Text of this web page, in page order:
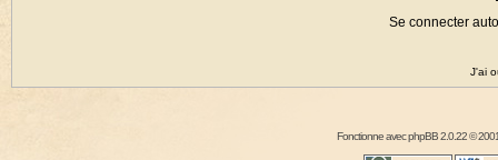
Se connecter
J'ai
Fonctionne avecphpBB2.0.22 ©